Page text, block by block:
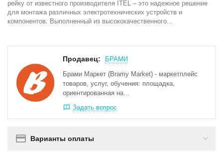
рейку от известного производителя ITEL – это надежное решение
для монтажа различных электротехнических устройств и
компонентов. Выполненный из высококачественного...
Продавец:
БРАМИ
Брами Маркет (Bramy Market) - маркетплейс
товаров, услуг, обучения: площадка,
ориентированная на...
Задать вопрос
Варианты оплаты